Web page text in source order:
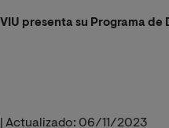
VIU presenta su Programa
Actualizado: 06/11/2023